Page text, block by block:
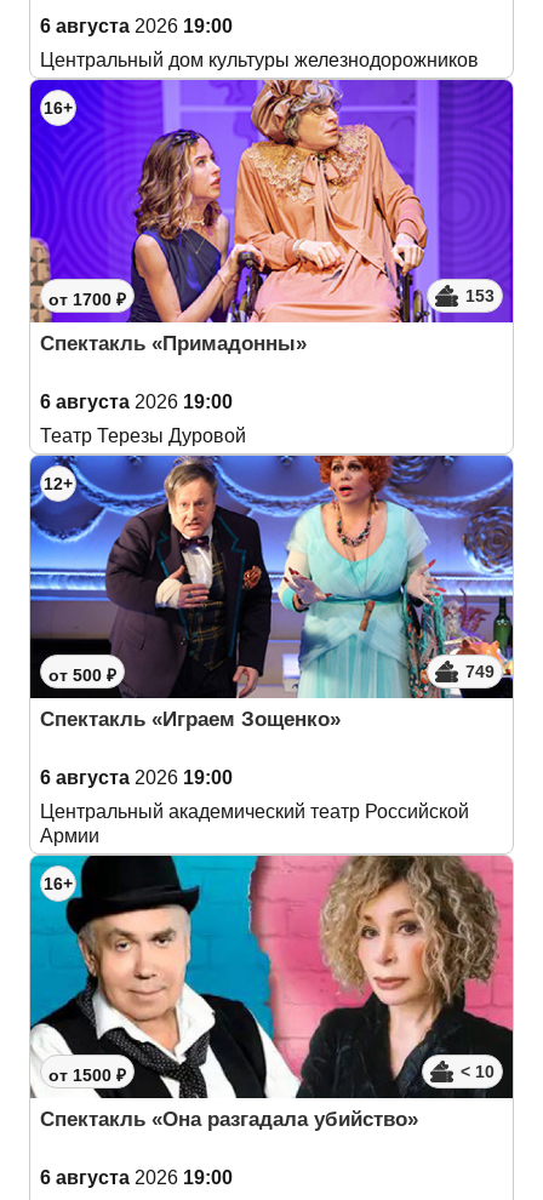
6 августа 2026 19:00
Центральный дом культуры железнодорожников
16+
от 1700 ₽ 153
Спектакль «Примадонны»
6 августа 2026 19:00
Театр Терезы Дуровой
12+
от 500 ₽ 749
Спектакль «Играем Зощенко»
6 августа 2026 19:00
Центральный академический театр Российской
Армии
16+
от 1500 ₽ < 10
Спектакль «Она разгадала убийство»
6 августа 2026 19:00